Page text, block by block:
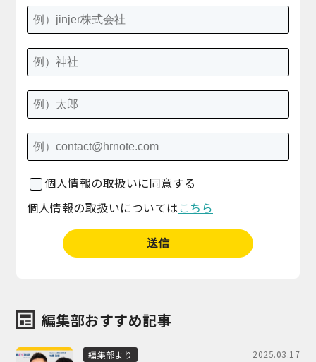
個人情報の取扱いに同意する
個人情報の取扱いについては こちら
編集部おすすめ記事
編集部より 2025.03.17